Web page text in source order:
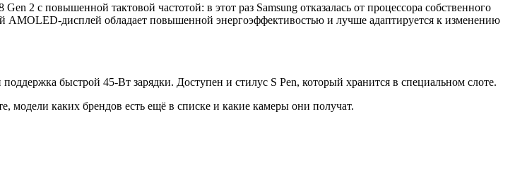
2 с повышенной тактовой частотой: в этот раз Samsung отказалась от процессора собственного
дисплей обладает повышенной энергоэффективостью и лучше адаптируется к изменению
быстрой 45-Вт зарядки. Доступен и стилус S Pen, который хранится в специальном слоте.
модели каких брендов есть ещё в списке и какие камеры они получат.